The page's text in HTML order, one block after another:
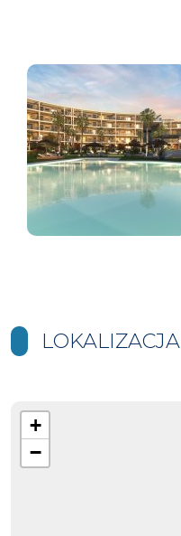
LOKALIZACJA
+
−